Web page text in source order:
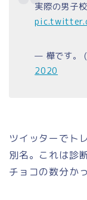
実際の男子
— 樺です。
2020
ツイッターでト
別名。これは診
チョコの数分か